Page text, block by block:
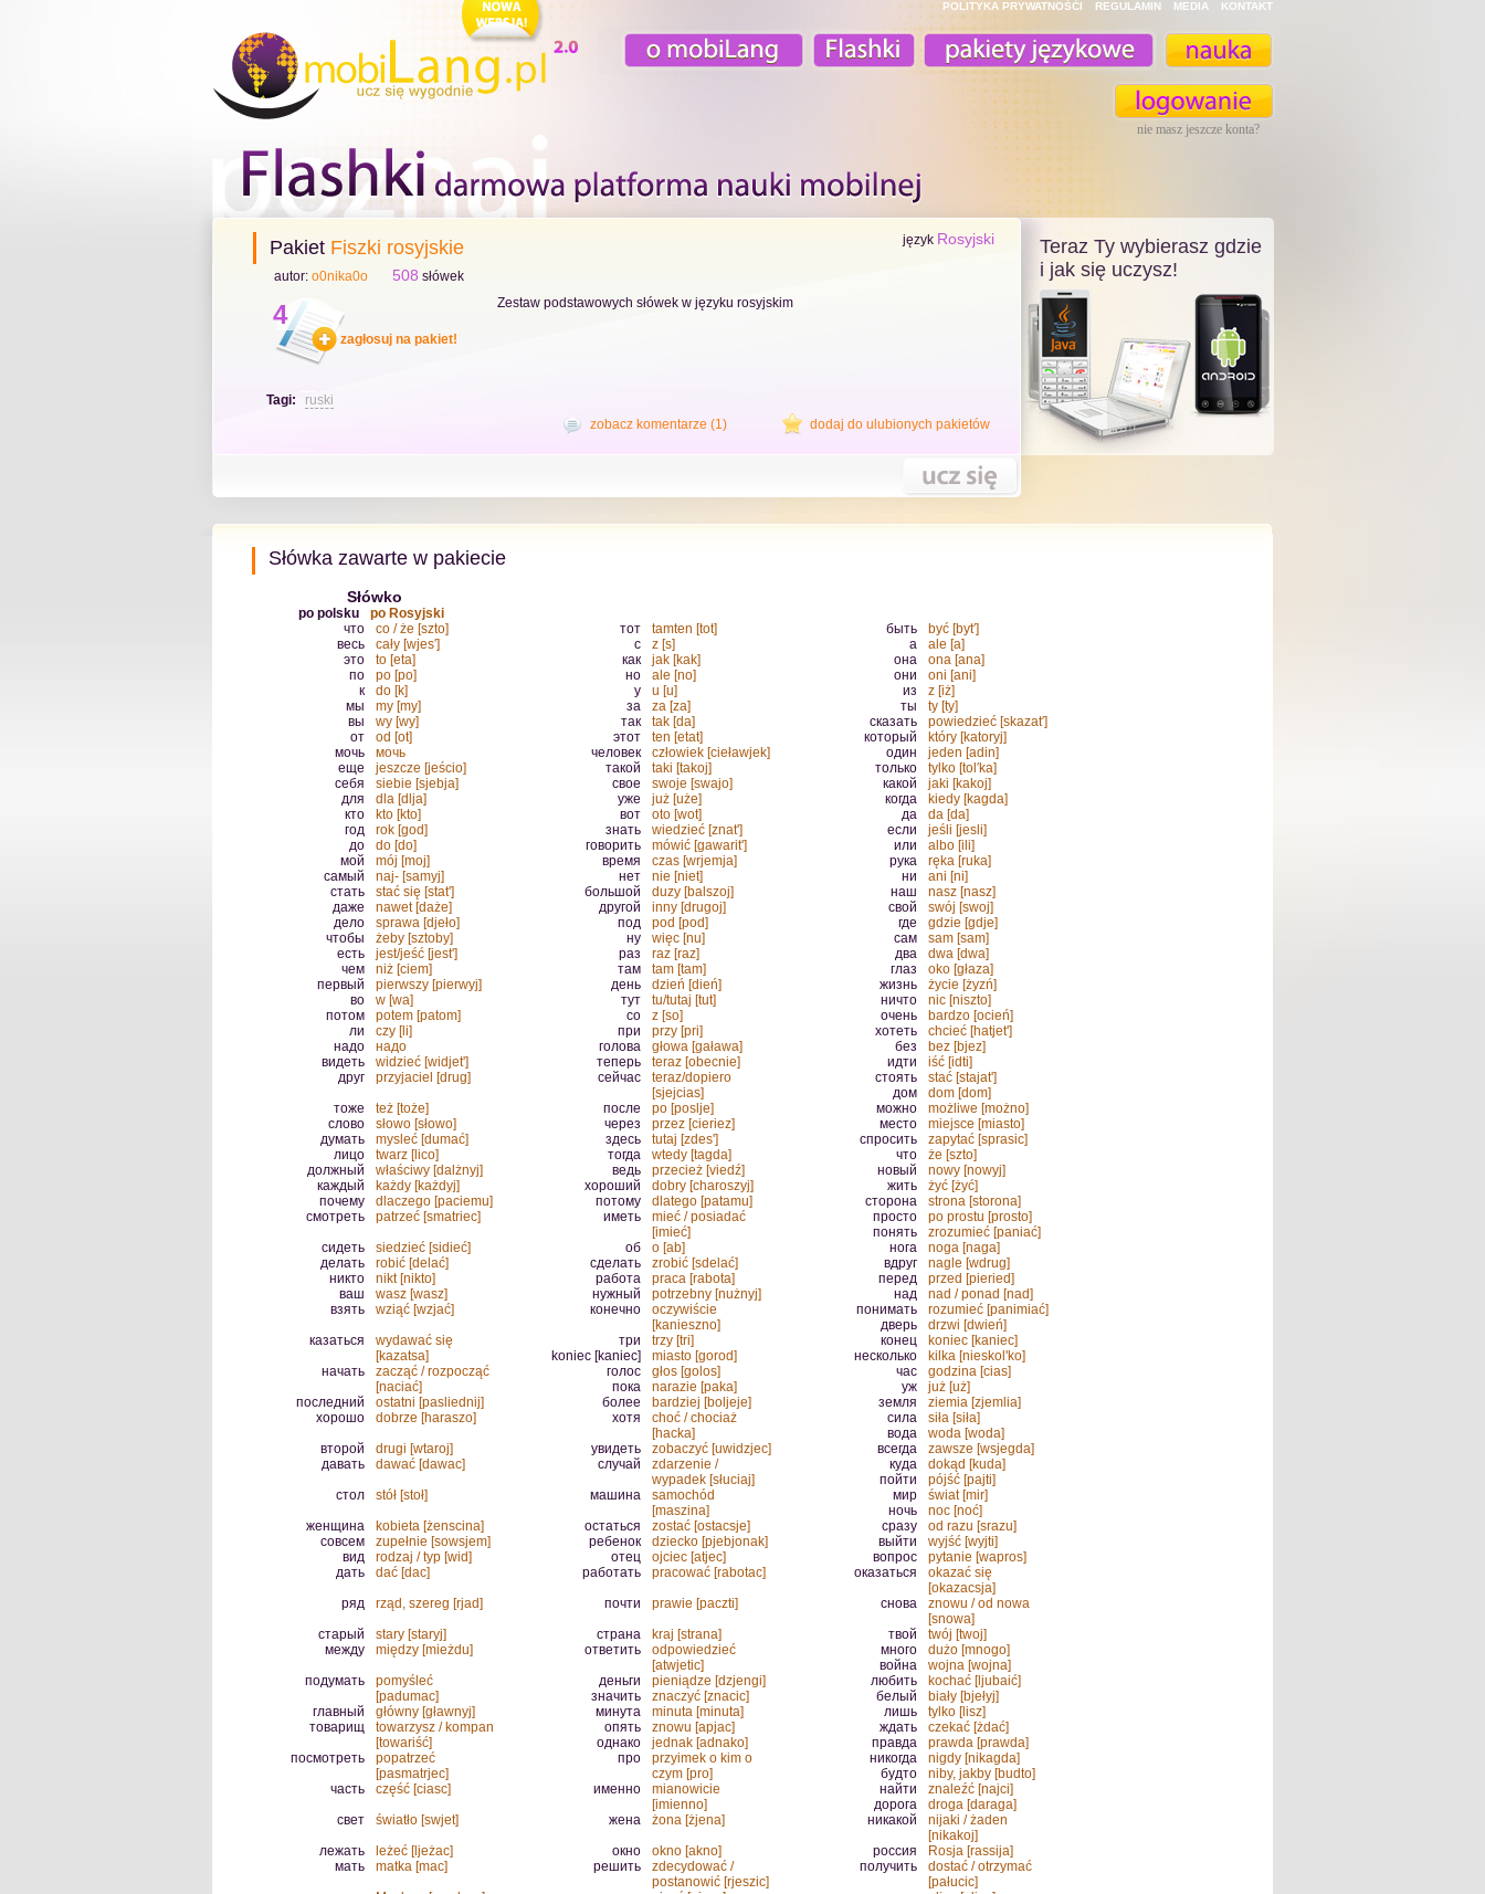
POLITYKA PRYWATNOŚĆI REGULAMIN MEDIA KONTAKT
nie masz jeszcze konta?
Pakiet Fiszki rosyjskie język Rosyjski
autor: o0nika0o 508 słówek
4
zagłosuj na pakiet!
Zestaw podstawowych słówek w języku rosyjskim
Tagi:
ruski
zobacz komentarze (1)
dodaj do ulubionych pakietów
Teraz Ty wybierasz gdzie
i jak się uczysz!
Słówka zawarte w pakiecie
Słówko
po polsku
po Rosyjski
что
co / że [szto] тот tamten [tot] быть
być [byt′]
весь
cały [wjes′] с z [s] а
ale [a]
это
to [eta] как jak [kak] она
ona [ana]
по
po [po] но ale [no] они
oni [ani]
к
do [k] у u [u] из
z [iż]
мы
my [my] за za [za] ты
ty [ty]
вы
wy [wy] так tak [da] сказать
powiedzieć [skazat′]
от
od [ot] этот ten [etat] который
który [katoryj]
мочь
мочь человек człowiek [cieławjek] один
jeden [adin]
еще
jeszcze [jeścio] такой taki [takoj] только
tylko [tol′ka]
себя
siebie [sjebja] свое swoje [swajo] какой
jaki [kakoj]
для
dla [dlja] уже już [uże] когда
kiedy [kagda]
кто
kto [kto] вот oto [wot] да
da [da]
год
rok [god] знать wiedzieć [znat'] если
jeśli [jesli]
до
do [do] говорить mówić [gawarit'] или
albo [ili]
мой
mój [moj] время czas [wrjemja] рука
ręka [ruka]
самый
naj- [samyj] нет nie [niet] ни
ani [ni]
стать
stać się [stat'] большой duzy [balszoj] наш
nasz [nasz]
даже
nawet [daże] другой inny [drugoj] свой
swój [swoj]
дело
sprawa [djeło] под pod [pod] где
gdzie [gdje]
чтобы
żeby [sztoby] ну więc [nu] сам
sam [sam]
есть
jest/jeść [jest'] раз raz [raz] два
dwa [dwa]
чем
niż [ciem] там tam [tam] глаз
oko [głaza]
первый
pierwszy [pierwyj] день dzień [dień] жизнь
życie [żyzń]
во
w [wa] тут tu/tutaj [tut] ничто
nic [niszto]
потом
potem [patom] со z [so] очень
bardzo [ocień]
ли
czy [li] при przy [pri] хотеть
chcieć [hatjet']
надо
надо голова głowa [gaława] без
bez [bjez]
видеть
widzieć [widjet'] теперь teraz [obecnie] идти
iść [idti]
друг
przyjaciel [drug] сейчас
teraz/dopiero
[sjejcias]
стоять
stać [stajat']
дом
dom [dom]
тоже
też [toże] после po [poslje] можно
możliwe [możno]
слово
słowo [słowo] через przez [cieriez] место
miejsce [miasto]
думать
mysleć [dumać] здесь tutaj [zdes'] спросить
zapytać [sprasic]
лицо
twarz [lico] тогда wtedy [tagda] что
że [szto]
должный
właściwy [dalżnyj] ведь przecież [viedź] новый
nowy [nowyj]
каждый
każdy [każdyj] хороший dobry [charoszyj] жить
żyć [żyć]
почему
dlaczego [paciemu] потому dlatego [patamu] сторона
strona [storona]
смотреть
patrzeć [smatriec] иметь
mieć / posiadać
[imieć]
просто
po prostu [prosto]
понять
zrozumieć [paniać]
сидеть
siedzieć [sidieć] об o [ab] нога
noga [naga]
делать
robić [delać] сделать zrobić [sdelać] вдруг
nagle [wdrug]
никто
nikt [nikto] работа praca [rabota] перед
przed [pieried]
ваш
wasz [wasz] нужный potrzebny [nużnyj] над
nad / ponad [nad]
взять
wziąć [wzjać] конечно
oczywiście
[kanieszno]
понимать
rozumieć [panimiać]
дверь
drzwi [dwień]
казаться
wydawać się
[kazatsa]
три trzy [tri] конец
koniec [kaniec]
koniec [kaniec]
miasto [gorod] несколько
kilka [nieskol'ko]
начать
zacząć / rozpocząć
[naciać]
голос głos [golos] час
godzina [cias]
пока
narazie [paka] уж
już [uż]
последний
ostatni [pasliednij] более bardziej [boljeje] земля
ziemia [zjemlia]
хорошо
dobrze [haraszo] хотя
choć / chociaż
[hacka]
сила
siła [siła]
вода
woda [woda]
второй
drugi [wtaroj] увидеть zobaczyć [uwidzjec] всегда
zawsze [wsjegda]
давать
dawać [dawac] случай
zdarzenie /
wypadek [słuciaj]
куда
dokąd [kuda]
пойти
pójść [pajti]
стол
stół [stoł] машина
samochód
[maszina]
мир
świat [mir]
ночь
noc [noć]
женщина
kobieta [żenscina] остаться zostać [ostacsje] сразу
od razu [srazu]
совсем
zupełnie [sowsjem] ребенок dziecko [pjebjonak] выйти
wyjść [wyjti]
вид
rodzaj / typ [wid] отец ojciec [atjec] вопрос
pytanie [wapros]
дать
dać [dac] работать pracować [rabotac] оказаться
okazać się
[okazacsja]
ряд
rząd, szereg [rjad] почти prawie [paczti] снова
znowu / od nowa
[snowa]
старый
stary [staryj] страна kraj [strana] твой
twój [twoj]
между
między [mieżdu] ответить
odpowiedzieć
[atwjetic]
много
dużo [mnogo]
война
wojna [wojna]
подумать
pomyśleć
[padumac]
деньги pieniądze [dzjengi] любить
kochać [ljubaić]
значить
znaczyć [znacic] белый
biały [bjełyj]
главный
główny [gławnyj] минута minuta [minuta] лишь
tylko [lisz]
товарищ
towarzysz / kompan
[towariść]
опять znowu [apjac] ждать
czekać [żdać]
однако
jednak [adnako] правда
prawda [prawda]
посмотреть
popatrzeć
[pasmatrjec]
про
przyimek o kim o
czym [pro]
никогда
nigdy [nikagda]
будто
niby, jakby [budto]
часть
część [ciasc] именно
mianowicie
[imienno]
найти
znaleźć [najci]
дорога
droga [daraga]
свет
światło [swjet] жена żona [żjena] никакой
nijaki / żaden
[nikakoj]
лежать
leżeć [ljeżac] окно okno [akno] россия
Rosja [rassija]
мать
matka [mac] решить
zdecydować /
postanowić [rjeszic]
получить
dostać / otrzymać
[pałucic]